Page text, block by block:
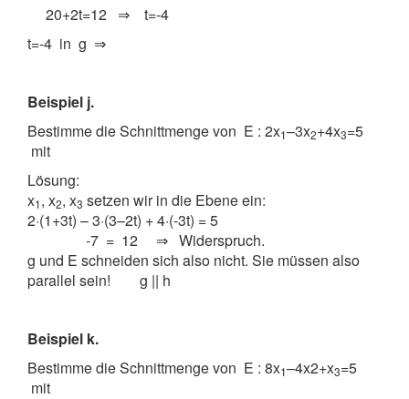
20+2t=12 ⇒ t=-4
t=-4 in g ⇒
Beispiel j.
Bestimme die Schnittmenge von E : 2x1–3x2+4x3=5
mit
Lösung:
x1, x2, x3 setzen wir in die Ebene ein:
2·(1+3t) – 3·(3–2t) + 4·(-3t) = 5
-7 = 12 ⇒ Widerspruch.
g und E schneiden sich also nicht. Sie müssen also
parallel sein! g || h
Beispiel k.
Bestimme die Schnittmenge von E : 8x1–4x2+x3=5
mit